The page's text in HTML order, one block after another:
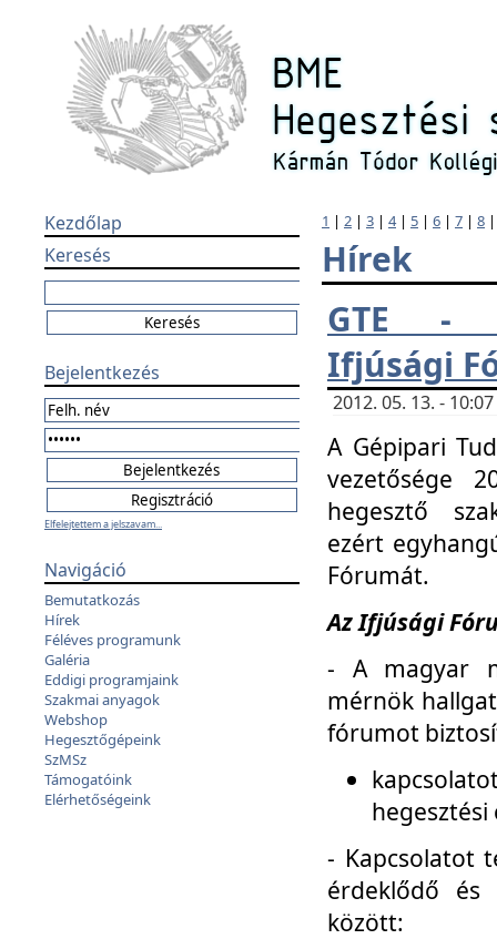
Kezdőlap
Keresés
Bejelentkezés
Elfelejtettem a jelszavam...
Navigáció
Bemutatkozás
Hírek
Féléves programunk
Galéria
Eddigi programjaink
Szakmai anyagok
Webshop
Hegesztőgépeink
SzMSz
Támogatóink
Elérhetőségeink
1 | 2 | 3 | 4| 5 | 6 | 7 | 8
Hírek
GTE -
Ifjúsági
2012. 05. 13. -
A Gépipari
vezetősége
hegesztő
ezért
Fórumát.
Az Ifjúsági
- A magyar
mérnök
fórumot
- Kapcsolatot
érdeklődő és
között: